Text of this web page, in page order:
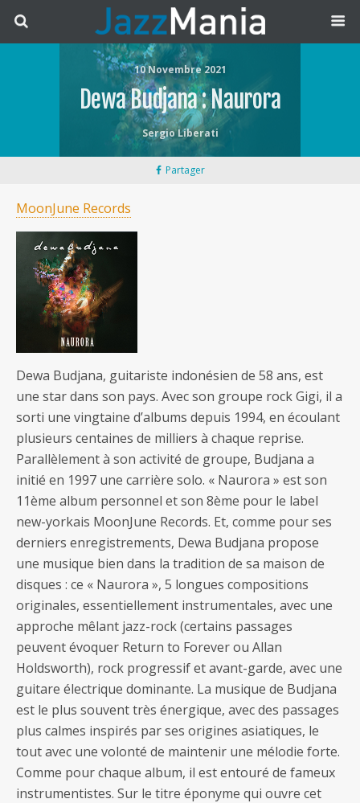
10 Novembre 2021
Dewa Budjana : Naurora
Sergio Liberati
Partager
MoonJune Records
Dewa Budjana, guitariste indonésien de 58 ans, est
une star dans son pays. Avec son groupe rock Gigi, il a
sorti une vingtaine d’albums depuis 1994, en écoulant
plusieurs centaines de milliers à chaque reprise.
Parallèlement à son activité de groupe, Budjana a
initié en 1997 une carrière solo. « Naurora » est son
11ème album personnel et son 8ème pour le label
new-yorkais MoonJune Records. Et, comme pour ses
derniers enregistrements, Dewa Budjana propose
une musique bien dans la tradition de sa maison de
disques : ce « Naurora », 5 longues compositions
originales, essentiellement instrumentales, avec une
approche mêlant jazz-rock (certains passages
peuvent évoquer Return to Forever ou Allan
Holdsworth), rock progressif et avant-garde, avec une
guitare électrique dominante. La musique de Budjana
est le plus souvent très énergique, avec des passages
plus calmes inspirés par ses origines asiatiques, le
tout avec une volonté de maintenir une mélodie forte.
Comme pour chaque album, il est entouré de fameux
instrumentistes. Sur le titre éponyme qui ouvre cet